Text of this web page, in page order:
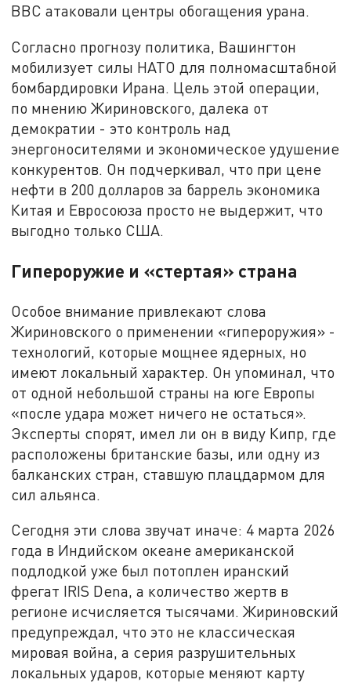
ВВС атаковали центры обогащения урана.
Согласно прогнозу политика, Вашингтон
мобилизует силы НАТО для полномасштабной
бомбардировки Ирана. Цель этой операции,
по мнению Жириновского, далека от
демократии - это контроль над
энергоносителями и экономическое удушение
конкурентов. Он подчеркивал, что при цене
нефти в 200 долларов за баррель экономика
Китая и Евросоюза просто не выдержит, что
выгодно только США.
Гипероружие и «стертая» страна
Особое внимание привлекают слова
Жириновского о применении «гипероружия» -
технологий, которые мощнее ядерных, но
имеют локальный характер. Он упоминал, что
от одной небольшой страны на юге Европы
«после удара может ничего не остаться».
Эксперты спорят, имел ли он в виду Кипр, где
расположены британские базы, или одну из
балканских стран, ставшую плацдармом для
сил альянса.
Сегодня эти слова звучат иначе: 4 марта 2026
года в Индийском океане американской
подлодкой уже был потоплен иранский
фрегат IRIS Dena, а количество жертв в
регионе исчисляется тысячами. Жириновский
предупреждал, что это не классическая
мировая война, а серия разрушительных
локальных ударов, которые меняют карту